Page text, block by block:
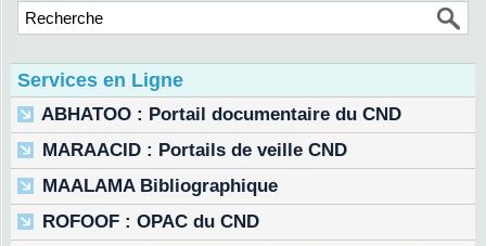
Services en Ligne
ABHATOO : Portail documentaire du CND
MARAACID : Portails de veille CND
MAALAMA Bibliographique
ROFOOF : OPAC du CND